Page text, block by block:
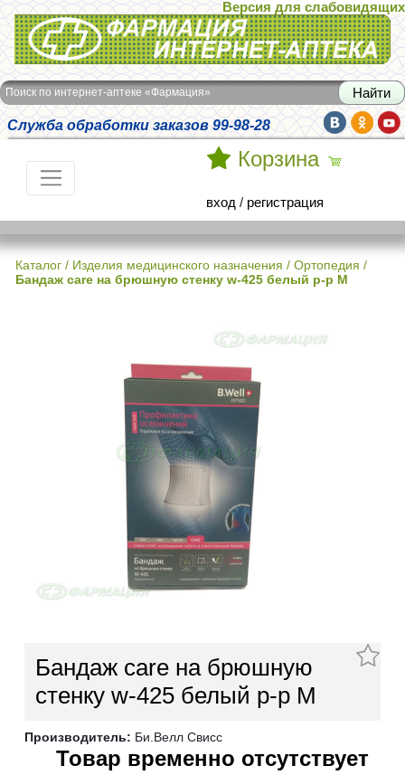
Интернет-аптека Фармация
Версия для слабовидящих
Поиск по интернет-аптеке «Фармация»
Служба обработки заказов 99-98-28
Корзина
вход / регистрация
Каталог / Изделия медицинского назначения / Ортопедия /
Бандаж care на брюшную стенку w-425 белый р-р М
Бандаж care на брюшную
стенку w-425 белый р-р М
Производитель: Би.Велл Свисс
Товар временно отсутствует